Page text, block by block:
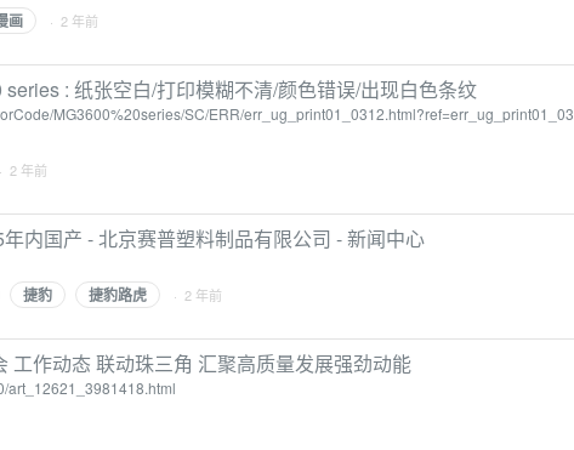
画 · 2 年前
: 纸张空白/打印模糊不清/颜色错误/出现白色条纹
MG3600%20series/SC/ERR/err_ug_print01_0312.html?ref=err_ug_print01_03
· 2 年前
内国产 - 北京赛普塑料制品有限公司 - 新闻中心
捷豹 捷豹路虎 · 2 年前
工作动态 联动珠三角 汇聚高质量发展强劲动能
art_12621_3981418.html